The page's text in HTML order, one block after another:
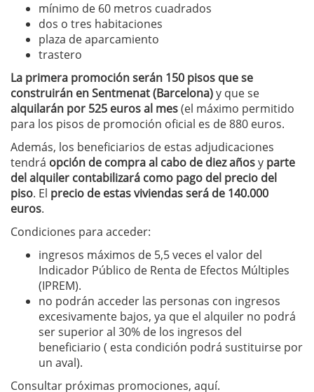
mínimo de 60 metros cuadrados
dos o tres habitaciones
plaza de aparcamiento
trastero
La primera promoción serán 150 pisos que se
construirán en Sentmenat (Barcelona)y que se
alquilarán por 525 euros al mes(el máximo permitido
para los pisos de promoción oficial es de 880 euros.
Además, los beneficiarios de estas adjudicaciones
tendrá opción de compra al cabo de diez añosy parte
del alquiler contabilizará como pago del precio del
piso. El precio de estas viviendas será de 140.000
euros.
Condiciones para acceder:
ingresos máximos de 5,5 veces el valor del
Indicador Público de Renta de Efectos Múltiples
(IPREM).
no podrán acceder las personas con ingresos
excesivamente bajos, ya que el alquiler no podrá
ser superior al 30% de los ingresos del
beneficiario ( esta condición podrá sustituirse por
un aval).
Consultar próximas promociones, aquí.